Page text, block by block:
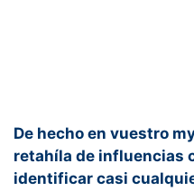
De hecho en vuestro
retahíla de influencias
identificar casi